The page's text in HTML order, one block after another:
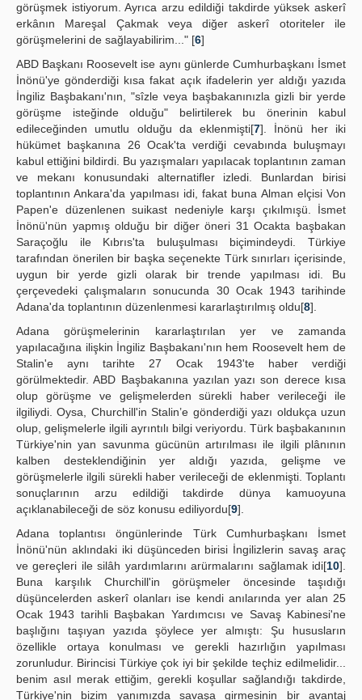
görüşmek istiyorum. Ayrıca arzu edildiği takdirde yüksek askerî
erkânın Mareşal Çakmak veya diğer askerî otoriteler ile
görüşmelerini de sağlayabilirim..." [6]
ABD Başkanı Roosevelt ise aynı günlerde Cumhurbaşkanı İsmet
İnönü'ye gönderdiği kısa fakat açık ifadelerin yer aldığı yazıda
İngiliz Başbakanı'nın, "sîzle veya başbakanınızla gizli bir yerde
görüşme isteğinde olduğu" belirtilerek bu önerinin kabul
edileceğinden umutlu olduğu da eklenmişti[7]. İnönü her iki
hükümet başkanına 26 Ocak'ta verdiği cevabında buluşmayı
kabul ettiğini bildirdi. Bu yazışmaları yapılacak toplantının zaman
ve mekanı konusundaki alternatifler izledi. Bunlardan birisi
toplantının Ankara'da yapılması idi, fakat buna Alman elçisi Von
Papen'e düzenlenen suikast nedeniyle karşı çıkılmışü. İsmet
İnönü'nün yapmış olduğu bir diğer öneri 31 Ocakta başbakan
Saraçoğlu ile Kıbrıs'ta buluşulması biçimindeydi. Türkiye
tarafından önerilen bir başka seçenekte Türk sınırları içerisinde,
uygun bir yerde gizli olarak bir trende yapılması idi. Bu
çerçevedeki çalışmaların sonucunda 30 Ocak 1943 tarihinde
Adana'da toplantının düzenlenmesi kararlaştırılmış oldu[8].
Adana görüşmelerinin kararlaştırılan yer ve zamanda
yapılacağına ilişkin İngiliz Başbakanı'nın hem Roosevelt hem de
Stalin'e aynı tarihte 27 Ocak 1943'te haber verdiği
görülmektedir. ABD Başbakanına yazılan yazı son derece kısa
olup görüşme ve gelişmelerden sürekli haber verileceği ile
ilgiliydi. Oysa, Churchill'in Stalin’e gönderdiği yazı oldukça uzun
olup, gelişmelerle ilgili ayrıntılı bilgi veriyordu. Türk başbakanının
Türkiye'nin yan savunma gücünün artırılması ile ilgili plânının
kalben desteklendiğinin yer aldığı yazıda, gelişme ve
görüşmelerle ilgili sürekli haber verileceği de eklenmişti. Toplantı
sonuçlarının arzu edildiği takdirde dünya kamuoyuna
açıklanabileceği de söz konusu ediliyordu[9].
Adana toplantısı öngünlerinde Türk Cumhurbaşkanı İsmet
İnönü'nün aklındaki iki düşünceden birisi İngilizlerin savaş araç
ve gereçleri ile silâh yardımlarını arürmalarını sağlamak idi[10].
Buna karşılık Churchill'in görüşmeler öncesinde taşıdığı
düşüncelerden askerî olanları ise kendi anılarında yer alan 25
Ocak 1943 tarihli Başbakan Yardımcısı ve Savaş Kabinesi'ne
başlığını taşıyan yazıda şöylece yer almıştı: Şu hususların
özellikle ortaya konulması ve gerekli hazırlığın yapılması
zorunludur. Birincisi Türkiye çok iyi bir şekilde teçhiz edilmelidir...
benim asıl merak ettiğim, gerekli koşullar sağlandığı takdirde,
Türkiye'nin bizim yanımızda savaşa girmesinin bir avantaj